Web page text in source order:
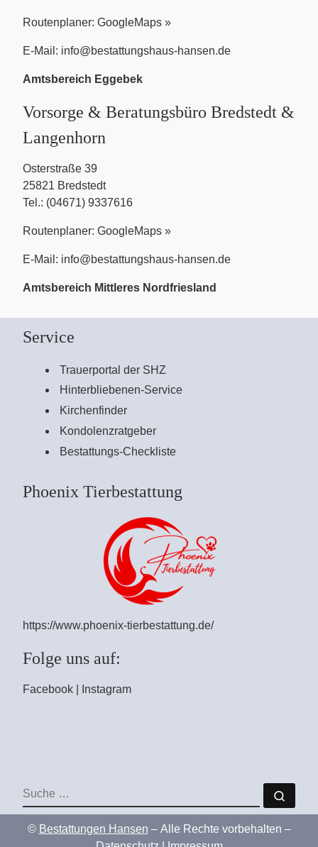
Routenplaner:GoogleMaps »
E-Mail: info@bestattungshaus-hansen.de
Amtsbereich Eggebek
Vorsorge & Beratungsbüro Bredstedt &
Langenhorn
Osterstraße 39
25821 Bredstedt
Tel.: (04671) 9337616
Routenplaner:GoogleMaps »
E-Mail: info@bestattungshaus-hansen.de
Amtsbereich Mittleres Nordfriesland
Service
Trauerportal der SHZ
Hinterbliebenen-Service
Kirchenfinder
Kondolenzratgeber
Bestattungs-Checkliste
Phoenix Tierbestattung
https://www.phoenix-tierbestattung.de/
Folge uns auf:
Facebook Instagram
SUCHE
© Bestattungen Hansen – Alle Rechte vorbehalten –